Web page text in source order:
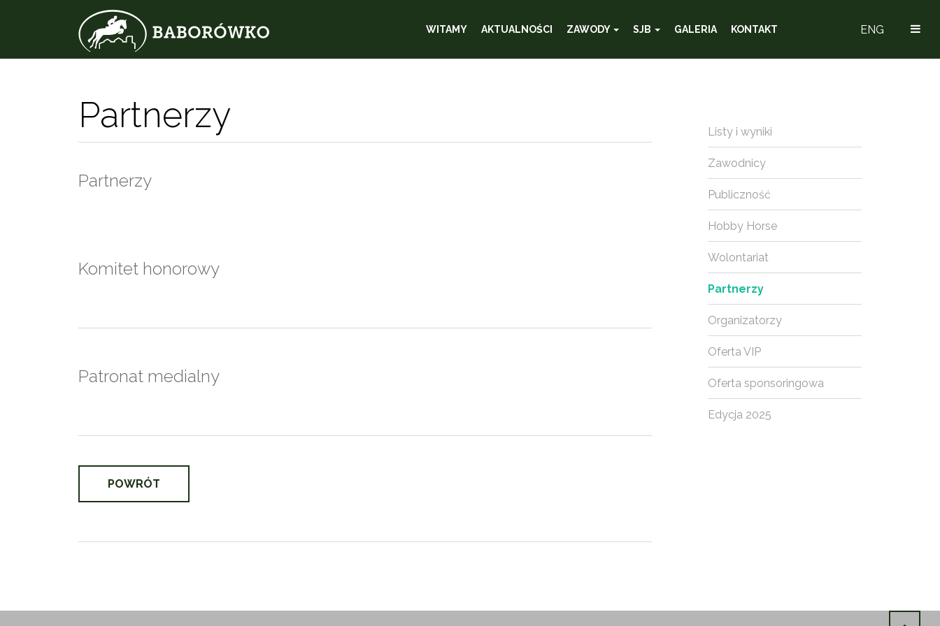
ENG
WITAMY AKTUALNOŚCI ZAWODY SJB GALERIA KONTAKT
Partnerzy
Partnerzy
Komitet honorowy
Patronat medialny
POWRÓT
Listy i wyniki
Zawodnicy
Publiczność
Hobby Horse
Wolontariat
Partnerzy
Organizatorzy
Oferta VIP
Oferta sponsoringowa
Edycja 2025